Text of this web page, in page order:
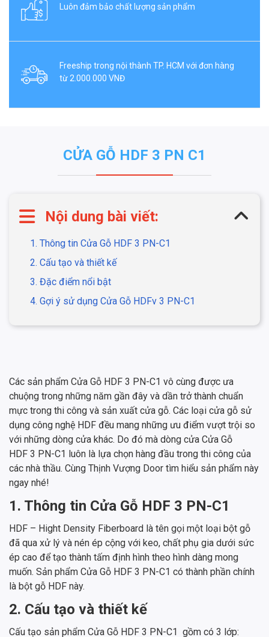
Luôn đảm bảo chất lượng sản phẩm
Freeship trong nội thành TP. HCM với đơn hàng
từ 2.000.000 VNĐ
CỬA GỖ HDF 3 PN C1
Nội dung bài viết:
1. Thông tin Cửa Gỗ HDF 3 PN-C1
2. Cấu tạo và thiết kế
3. Đặc điểm nổi bật
4. Gợi ý sử dụng Cửa Gỗ HDFv 3 PN-C1
Các sản phẩm Cửa Gỗ HDF 3 PN-C1 vô cùng được ưa
chuộng trong những năm gần đây và dần trở thành chuẩn
mực trong thi công và sản xuất cửa gỗ. Các loại cửa gỗ sử
dụng công nghệ HDF đều mang những ưu điểm vượt trội so
với những dòng cửa khác. Do đó mà dòng cửa Cửa Gỗ
HDF 3 PN-C1 luôn là lựa chọn hàng đầu trong thi công của
các nhà thầu. Cùng Thịnh Vượng Door tìm hiểu sản phẩm này
ngay nhé!
1. Thông tin Cửa Gỗ HDF 3 PN-C1
HDF – Hight Density Fiberboard là tên gọi một loại bột gỗ
đã qua xử lý và nén ép cộng với keo, chất phụ gia dưới sức
ép cao để tạo thành tấm định hình theo hình dàng mong
muốn. Sản phẩm Cửa Gỗ HDF 3 PN-C1 có thành phần chính
là bột gỗ HDF này.
2. Cấu tạo và thiết kế
Cấu tạo sản phẩm Cửa Gỗ HDF 3 PN-C1 gồm có 3 lớp: